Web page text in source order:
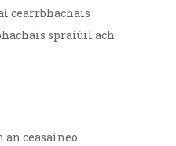
cearrbhachais
spraíúil ach
ceasaíneo